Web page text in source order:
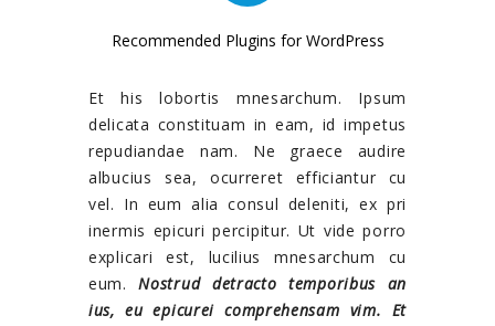
Recommended Plugins for WordPress
Et his lobortis mnesarchum. Ipsum
delicata constituam in eam, id impetus
repudiandae nam. Ne graece audire
albucius sea, ocurreret efficiantur cu
vel. In eum alia consul deleniti, ex pri
inermis epicuri percipitur. Ut vide porro
explicari est, lucilius mnesarchum cu
eum.Nostrud detracto temporibus an
ius, eu epicurei comprehensam vim. Et